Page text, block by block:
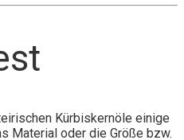
Kürbiskernöle einige
Material oder die Größe bzw.